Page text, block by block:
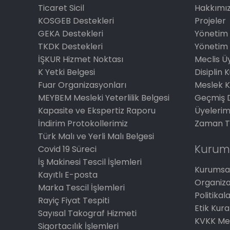
Ticaret Sicil
KOSGEB Destekleri
GEKA Destekleri
TKDK Destekleri
İŞKUR Hizmet Noktası
K Yetki Belgesi
Fuar Organizasyonları
MEYBEM Mesleki Yeterlilik Belgesi
Kapasite ve Ekspertiz Raporu
İndirim Protokollerimiz
Türk Malı ve Yerli Malı Belgesi
Covid 19 Süreci
İş Makinesi Tescil İşlemleri
Kayıtlı E-posta
Marka Tescil İşlemleri
Rayiç Fiyat Tespiti
Sayısal Takograf Hizmeti
Sigortacılık İşlemleri
Projeler
Yönetim
Yönetim
Meclis
Disiplin
Meslek
Geçmiş
Zaman
Etik
KVKK